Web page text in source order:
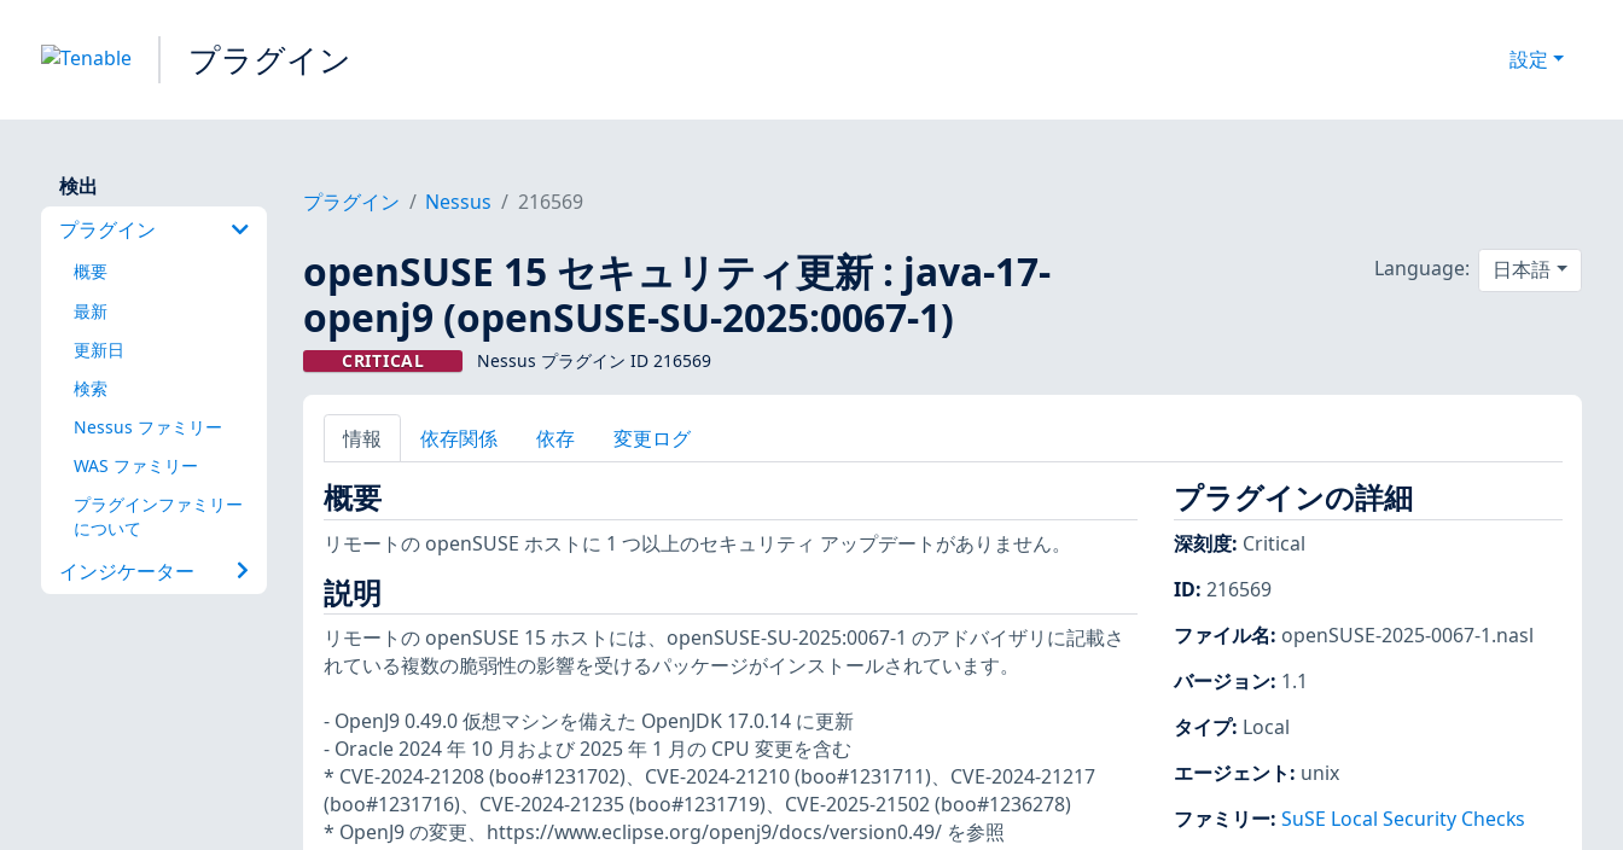
プラグイン 設定
検出
プラグイン
概要
最新
更新日
検索
Nessus ファミリー
WAS ファミリー
プラグインファミリー
について
インジケーター
プラグイン Nessus 216569
openSUSE 15 セキュリティ更新 : java-17-
openj9 (openSUSE-SU-2025:0067-1)
CRITICAL Nessus プラグイン ID 216569
Language: 日本語
情報 依存関係 依存 変更ログ
概要
リモートの openSUSE ホストに 1 つ以上のセキュリティ アップデートがありません。
説明
リモートの openSUSE 15 ホストには、openSUSE-SU-2025:0067-1 のアドバイザリに記載さ
れている複数の脆弱性の影響を受けるパッケージがインストールされています。
- OpenJ9 0.49.0 仮想マシンを備えた OpenJDK 17.0.14 に更新
- Oracle 2024 年 10 月および 2025 年 1 月の CPU 変更を含む
* CVE-2024-21208 (boo#1231702)、CVE-2024-21210 (boo#1231711)、CVE-2024-21217
(boo#1231716)、CVE-2024-21235 (boo#1231719)、CVE-2025-21502 (boo#1236278)
* OpenJ9 の変更、https://www.eclipse.org/openj9/docs/version0.49/ を参照
プラグインの詳細
深刻度: Critical
ID: 216569
ファイル名: openSUSE-2025-0067-1.nasl
バージョン: 1.1
タイプ: Local
エージェント: unix
ファミリー: SuSE Local Security Checks